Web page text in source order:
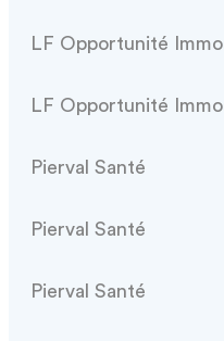
LF Opportunité Immo
LF Opportunité Immo
Pierval Santé
Pierval Santé
Pierval Santé